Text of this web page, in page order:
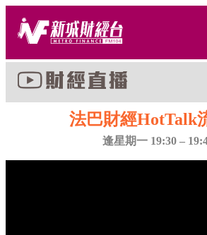
法巴財經HotTalk
逢星期一 19:30 –